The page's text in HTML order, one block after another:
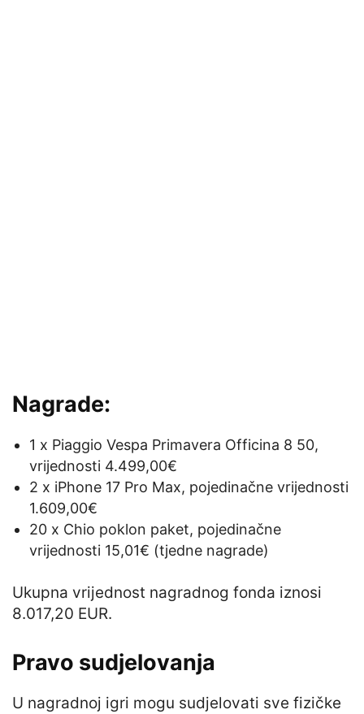
Nagrade:
1 x Piaggio Vespa Primavera Officina 8 50,
vrijednosti 4.499,00€
2 x iPhone 17 Pro Max, pojedinačne vrijednosti
1.609,00€
20 x Chio poklon paket, pojedinačne
vrijednosti 15,01€ (tjedne nagrade)
Ukupna vrijednost nagradnog fonda iznosi
8.017,20 EUR.
Pravo sudjelovanja
U nagradnoj igri mogu sudjelovati sve fizičke